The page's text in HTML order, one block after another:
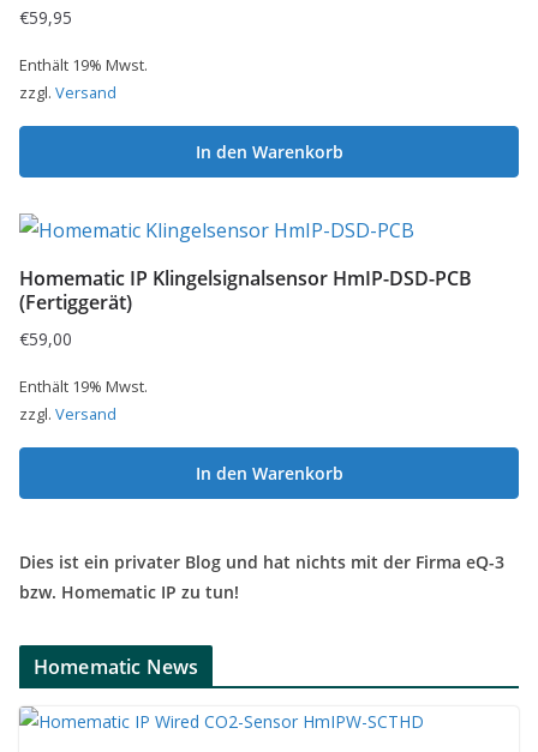
€59,95
Enthält 19% Mwst.
zzgl. Versand
In den Warenkorb
Homematic IP Klingelsignalsensor HmIP-DSD-PCB
(Fertiggerät)
€59,00
Enthält 19% Mwst.
zzgl. Versand
In den Warenkorb
Dies ist ein privater Blog und hat nichts mit der Firma eQ-3
bzw. Homematic IP zu tun!
Homematic News